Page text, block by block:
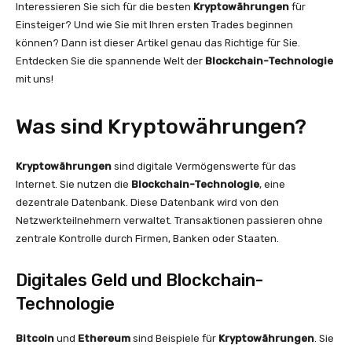
Interessieren Sie sich für die besten Kryptowährungen für
Einsteiger? Und wie Sie mit Ihren ersten Trades beginnen
können? Dann ist dieser Artikel genau das Richtige für Sie.
Entdecken Sie die spannende Welt der Blockchain-Technologie
mit uns!
Was sind Kryptowährungen?
Kryptowährungen sind digitale Vermögenswerte für das
Internet. Sie nutzen die Blockchain-Technologie, eine
dezentrale Datenbank. Diese Datenbank wird von den
Netzwerkteilnehmern verwaltet. Transaktionen passieren ohne
zentrale Kontrolle durch Firmen, Banken oder Staaten.
Digitales Geld und Blockchain-
Technologie
Bitcoin und Ethereum sind Beispiele für Kryptowährungen. Sie